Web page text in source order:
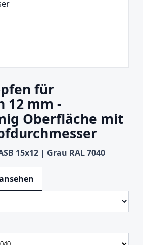
für
12 mm -
Oberfläche mit
15x12 | Grau RAL 7040